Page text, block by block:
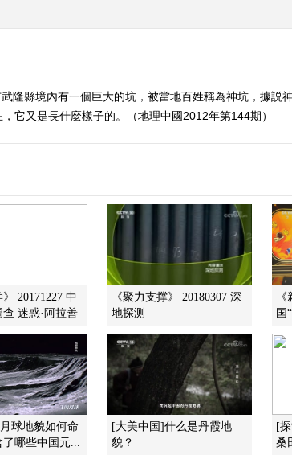
隆縣境內有一個巨大的坑，被當地百姓稱為神坑，據説
它又是長什麼樣子的。（地理中國2012年第144期）
》 20171227 中
查 迷惑·阿拉善
《聚力支撑》 20180307 深
地探测
国
球地貌如何命
哪些中国元...
[大美中国]什么是丹霞地
貌？
[
桑